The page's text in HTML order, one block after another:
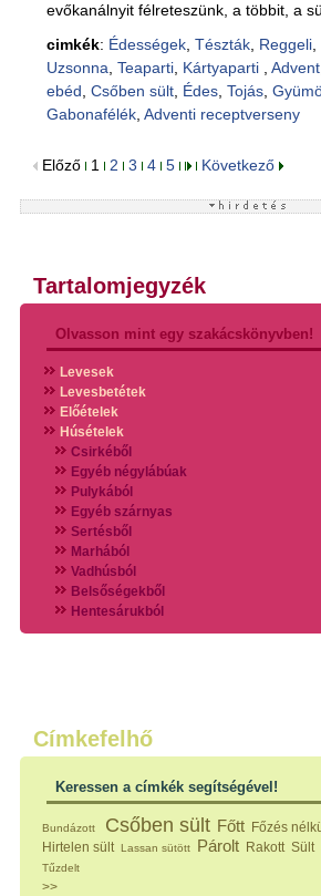
evőkanálnyit félreteszünk, a többit, a
cimkék: Édességek, Tészták, Reggeli,
Uzsonna Teaparti, Kártyaparti Advent,
ebéd Csőben sült, Édes, Tojás,
Gabonafélék, Adventi receptverseny
Előző 1 2 3 4 5 Következő
Tartalomjegyzék
Olvasson mint egy szakácskönyvben!
Levesek
Levesbetétek
Előételek
Húsételek
Csirkéből
Egyéb négylábúak
Pulykából
Egyéb szárnyas
Sertésből
Marhából
Vadhúsból
Belsőségekből
Hentesárukból
Vadszárnyasokból
Köretek
Klasszikus főzelékek
Zöldséges ételek
Hidegkonyhai készítmények
Főtt tészták
Zsiradékban sült tészták
Címkefelhő
Keressen a címkék segítségével!
Bundázott Csőben sült Főtt Főzés
Hirtelen sült Lassan sütött Párolt Rakott Sült
Tűzdelt
>>